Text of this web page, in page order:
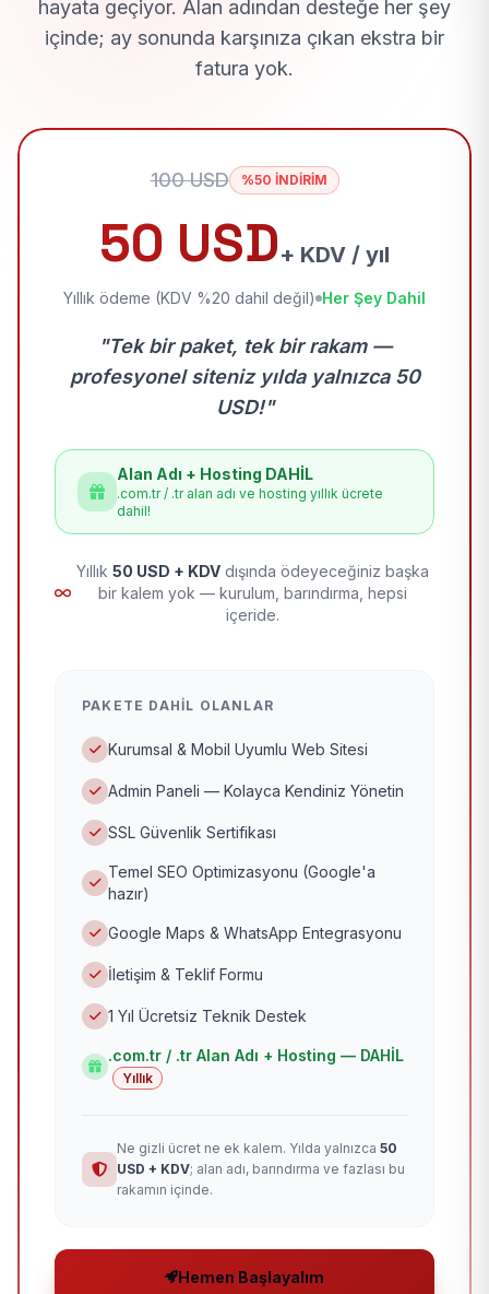
hayata geçiyor. Alan adından desteğe her şey
içinde; ay sonunda karşınıza çıkan ekstra bir
fatura yok.
100 USD %50 İNDİRİM
50 USD+ KDV / yıl
Yıllık ödeme (KDV %20 dahil değil) Her Şey Dahil
"Tek bir paket, tek bir rakam —
profesyonel siteniz yılda yalnızca 50
USD!"
Alan Adı + Hosting DAHİL
.com.tr / .tr alan adı ve hosting yıllık ücrete
dahil!
Yıllık 50 USD + KDV dışında ödeyeceğiniz başka
bir kalem yok — kurulum, barındırma, hepsi
içeride.
PAKETE DAHIL OLANLAR
Kurumsal & Mobil Uyumlu Web Sitesi
Admin Paneli — Kolayca Kendiniz Yönetin
SSL Güvenlik Sertifikası
Temel SEO Optimizasyonu (Google'a
hazır)
Google Maps & WhatsApp Entegrasyonu
İletişim & Teklif Formu
1 Yıl Ücretsiz Teknik Destek
.com.tr / .tr Alan Adı + Hosting — DAHİL
Yıllık
Ne gizli ücret ne ek kalem. Yılda yalnızca 50
USD + KDV; alan adı, barındırma ve fazlası bu
rakamın içinde.
Hemen Başlayalım